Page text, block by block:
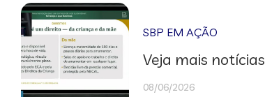
SBP EM AÇÃO
Veja mais notícias
08/06/2026